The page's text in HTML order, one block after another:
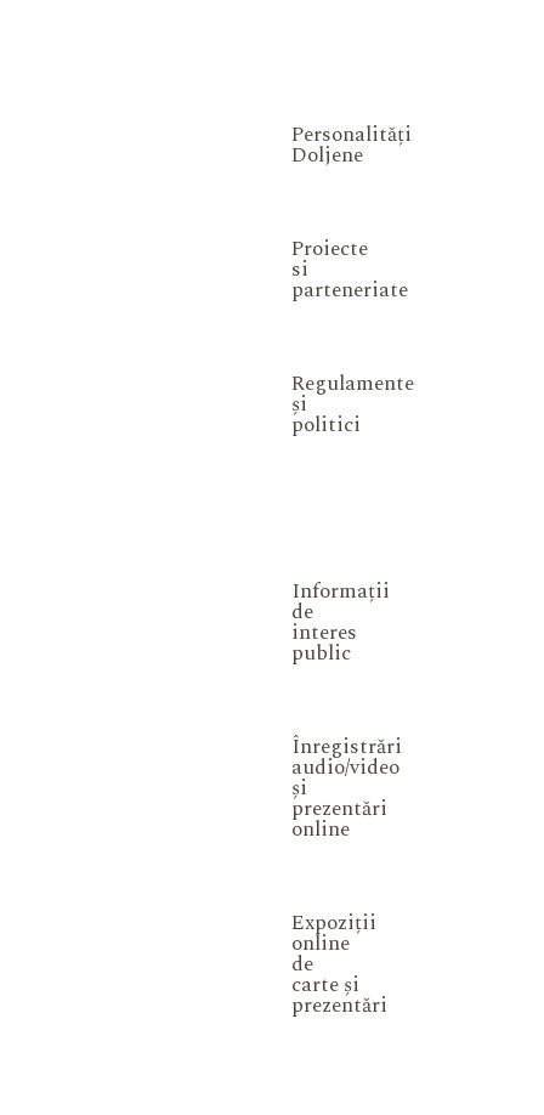
Personalități
Doljene
Proiecte
si
parteneriate
Regulamente
și
politici
Informații
de
interes
public
Înregistrări
audio/video
și
prezentări
online
Expoziții
online
de
carte și
prezentări